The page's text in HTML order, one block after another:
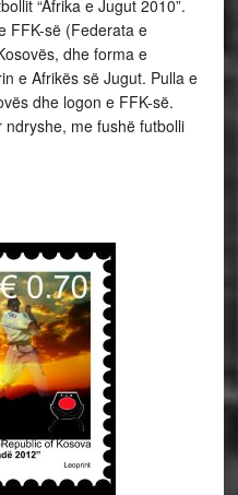
“Afrika e Jugut 2010”.
FFK-së (Federata e
dhe forma e
e Afrikës së Jugut. Pulla e
dhe logon e FFK-së.
me fushë futbolli